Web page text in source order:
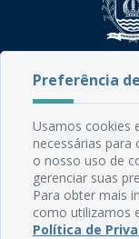
CEP: 58.280-
Email:
Expediente:
Preferência
Usamos cookies
necessárias para
o nosso uso de
gerenciar suas
Para obter mais
como utilizamos
Política de